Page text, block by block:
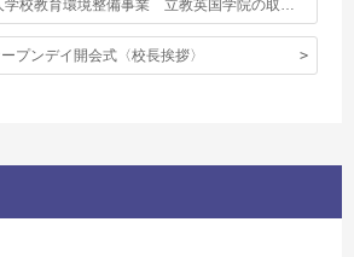
プンデイ開会式〈校長挨拶〉